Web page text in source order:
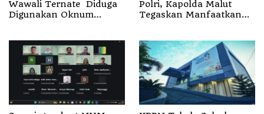
Wawali Ternate Diduga
Digunakan Oknum
Polri, Kapolda Malut
Tegaskan Manfaatkan